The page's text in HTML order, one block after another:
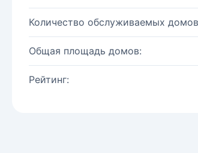
Количество обслуживаемых
Общая площадь домов:
Рейтинг: